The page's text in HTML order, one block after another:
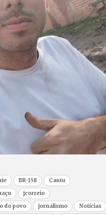
BR-158
Cantu
jcorreio
do povo
jornalismo
Notícias